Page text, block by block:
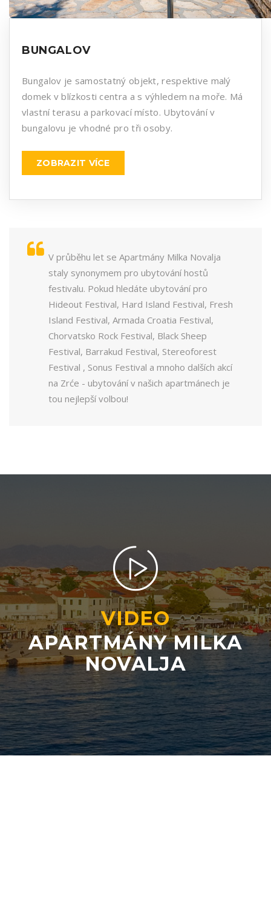
BUNGALOV
Bungalov je samostatný objekt, respektive malý
domek v blízkosti centra a s výhledem na moře. Má
vlastní terasu a parkovací místo. Ubytování v
bungalovu je vhodné pro tři osoby.
ZOBRAZIT VÍCE
V průběhu let se Apartmány Milka Novalja
staly synonymem pro ubytování hostů
festivalu. Pokud hledáte ubytování pro
Hideout Festival, Hard Island Festival, Fresh
Island Festival, Armada Croatia Festival,
Chorvatsko Rock Festival, Black Sheep
Festival, Barrakud Festival, Stereoforest
Festival , Sonus Festival a mnoho dalších akcí
na Zrće - ubytování v našich apartmánech je
tou nejlepší volbou!
VIDEO
APARTMÁNY MILKA
NOVALJA